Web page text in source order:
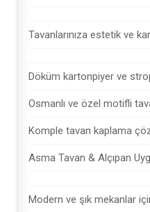
Tavanlarınıza estetik ve
Döküm kartonpiyer ve
Osmanlı ve özel motifli
Komple tavan kaplama
Asma Tavan & Alçıpan
Modern ve şık mekanlar